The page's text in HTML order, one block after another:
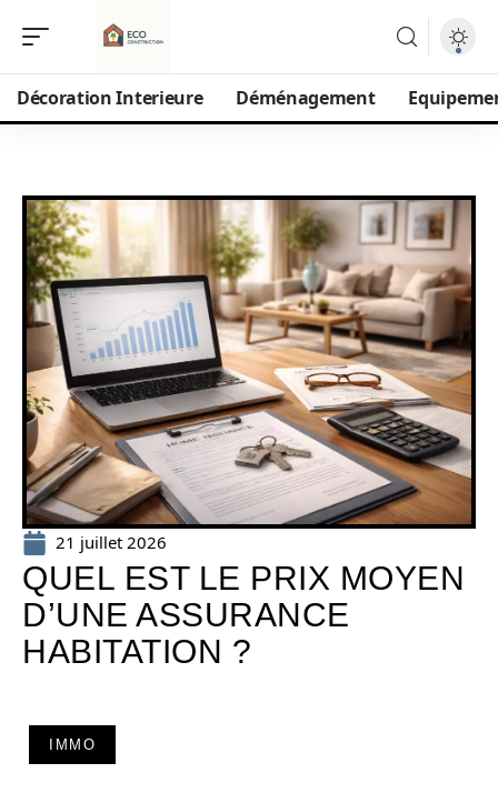
Décoration Interieure Déménagement
21 juillet 2026
QUEL EST LE PRIX MOYEN
D’UNE ASSURANCE
HABITATION ?
IMMO